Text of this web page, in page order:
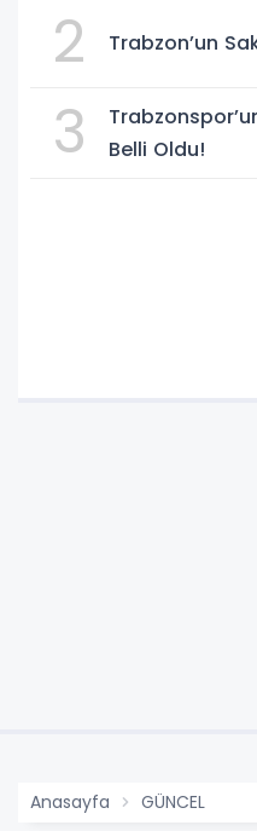
2 Trabzon’un
3
Belli Oldu!
Anasayfa GÜNCEL